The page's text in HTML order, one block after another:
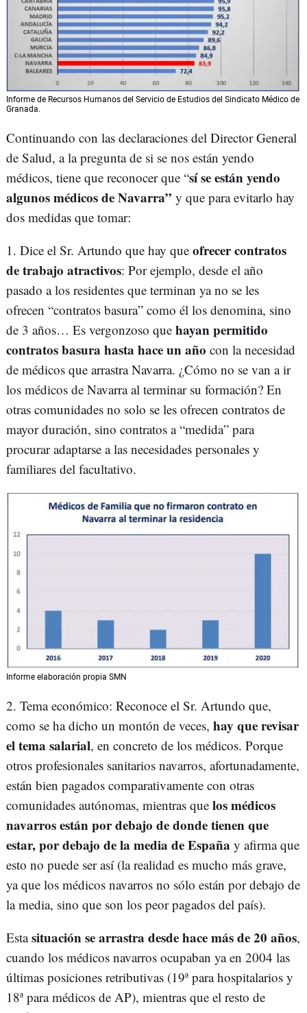
Informe de Recursos Humanos del Servicio de Estudios del Sindicato Médico de
Granada.
Continuando con las declaraciones del Director General
de Salud, a la pregunta de si se nos están yendo
médicos, tiene que reconocer que “sí se están yendo
algunos médicos de Navarra” y que para evitarlo hay
dos medidas que tomar:
1. Dice el Sr. Artundo que hay que ofrecer contratos
de trabajo atractivos: Por ejemplo, desde el año
pasado a los residentes que terminan ya no se les
ofrecen “contratos basura” como él los denomina, sino
de 3 años… Es vergonzoso que hayan permitido
contratos basura hasta hace un año con la necesidad
de médicos que arrastra Navarra. ¿Cómo no se van a ir
los médicos de Navarra al terminar su formación? En
otras comunidades no solo se les ofrecen contratos de
mayor duración, sino contratos a “medida” para
procurar adaptarse a las necesidades personales y
familiares del facultativo.
Informe elaboración propia SMN
2. Tema económico: Reconoce el Sr. Artundo que,
como se ha dicho un montón de veces, hay que revisar
el tema salarial, en concreto de los médicos. Porque
otros profesionales sanitarios navarros, afortunadamente,
están bien pagados comparativamente con otras
comunidades autónomas, mientras que los médicos
navarros están por debajo de donde tienen que
estar, por debajo de la media de España y afirma que
esto no puede ser así (la realidad es mucho más grave,
ya que los médicos navarros no sólo están por debajo de
la media, sino que son los peor pagados del país).
Estasituación se arrastra desde hace más de 20 años,
cuando los médicos navarros ocupaban ya en 2004 las
últimas posiciones retributivas (19ª para hospitalarios y
18ª para médicos de AP), mientras que el resto de